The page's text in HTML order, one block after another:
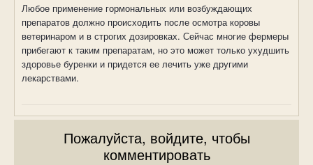
Любое применение гормональных или возбуждающих
препаратов должно происходить после осмотра коровы
ветеринаром и в строгих дозировках. Сейчас многие фермеры
прибегают к таким препаратам, но это может только ухудшить
здоровье буренки и придется ее лечить уже другими
лекарствами.
Пожалуйста, войдите, чтобы
комментировать